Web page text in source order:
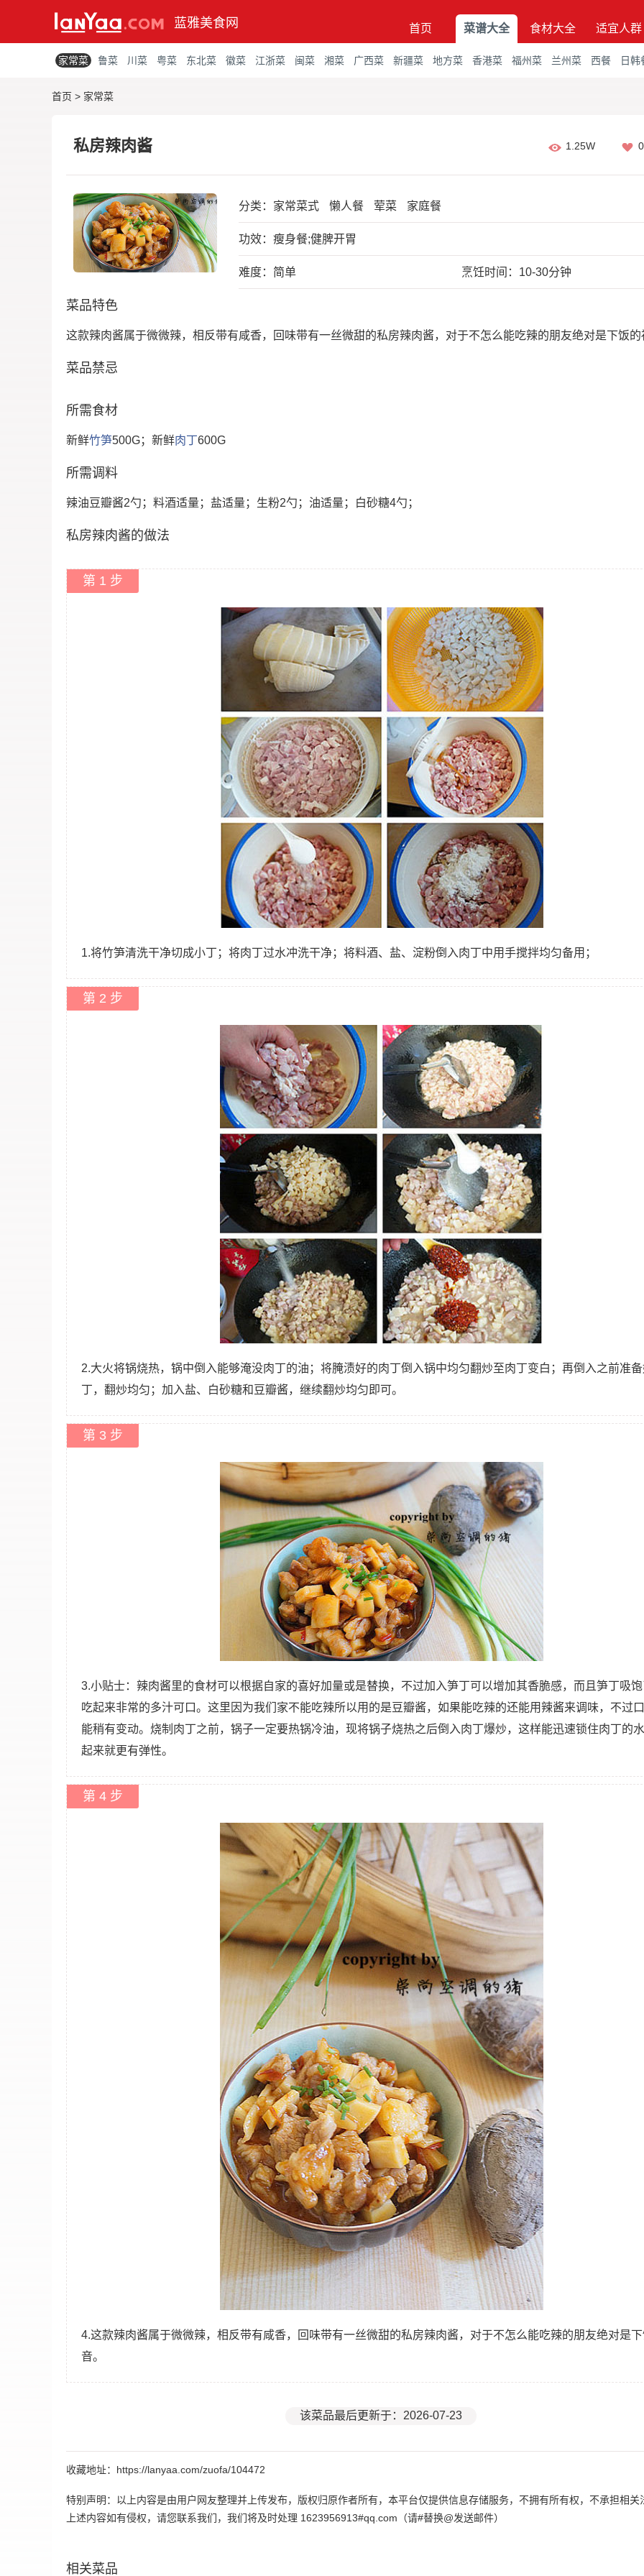
蓝雅美食网 首页 菜谱大全 食材大全 适宜人群
家常菜 鲁菜 川菜 粤菜 东北菜 徽菜 江浙菜 闽菜 湘菜 广西菜 新疆菜 地方菜 香港菜 福州菜 兰州菜 西餐 日韩
首页 > 家常菜
私房辣肉酱 1.25W
分类： 家常菜式 懒人餐 荤菜 家庭餐
功效：瘦身餐;健脾开胃
难度：简单 烹饪时间：10-30分钟
菜品特色
这款辣肉酱属于微微辣，相反带有咸香，回味带有一丝微甜的私房辣肉酱，对于不怎么能吃辣的朋友绝对是下饭的
菜品禁忌
所需食材
新鲜竹笋500G；新鲜肉丁600G
所需调料
辣油豆瓣酱2勺；料酒适量；盐适量；生粉2勺；油适量；白砂糖4勺；
私房辣肉酱的做法
第 1 步
1.将竹笋清洗干净切成小丁；将肉丁过水冲洗干净；将料酒、盐、淀粉倒入肉丁中用手搅拌均匀备用；
第 2 步
2.大火将锅烧热，锅中倒入能够淹没肉丁的油；将腌渍好的肉丁倒入锅中均匀翻炒至肉丁变白；再倒入之前准
丁，翻炒均匀；加入盐、白砂糖和豆瓣酱，继续翻炒均匀即可。
第 3 步
3.小贴士：辣肉酱里的食材可以根据自家的喜好加量或是替换，不过加入笋丁可以增加其香脆感，而且笋丁吸
吃起来非常的多汁可口。这里因为我们家不能吃辣所以用的是豆瓣酱，如果能吃辣的还能用辣酱来调味，不过
能稍有变动。烧制肉丁之前，锅子一定要热锅冷油，现将锅子烧热之后倒入肉丁爆炒，这样能迅速锁住肉丁的
起来就更有弹性。
第 4 步
4.这款辣肉酱属于微微辣，相反带有咸香，回味带有一丝微甜的私房辣肉酱，对于不怎么能吃辣的朋友绝对是
音。
该菜品最后更新于：2026-07-23
收藏地址：https://lanyaa.com/zuofa/104472
特别声明：以上内容是由用户网友整理并上传发布，版权归原作者所有，本平台仅提供信息存储服务，不拥有所有权，不承担相关
上述内容如有侵权，请您联系我们，我们将及时处理 1623956913#qq.com（请#替换@发送邮件）
相关菜品